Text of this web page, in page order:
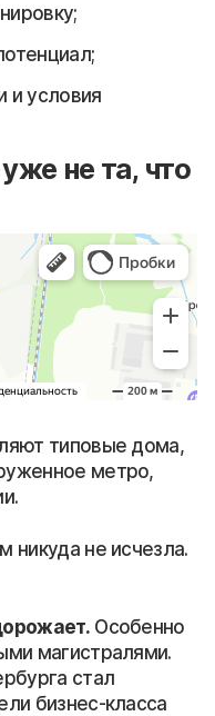
и условия
не та, что
типовые дома,
метро,
никуда не исчезла.
Особенно
магистралями.
стал
бизнес-класса